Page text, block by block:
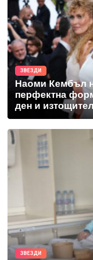
ЗВЕЗДИ
Наоми Кембъл
перфектна
ден и
ЗВЕЗДИ